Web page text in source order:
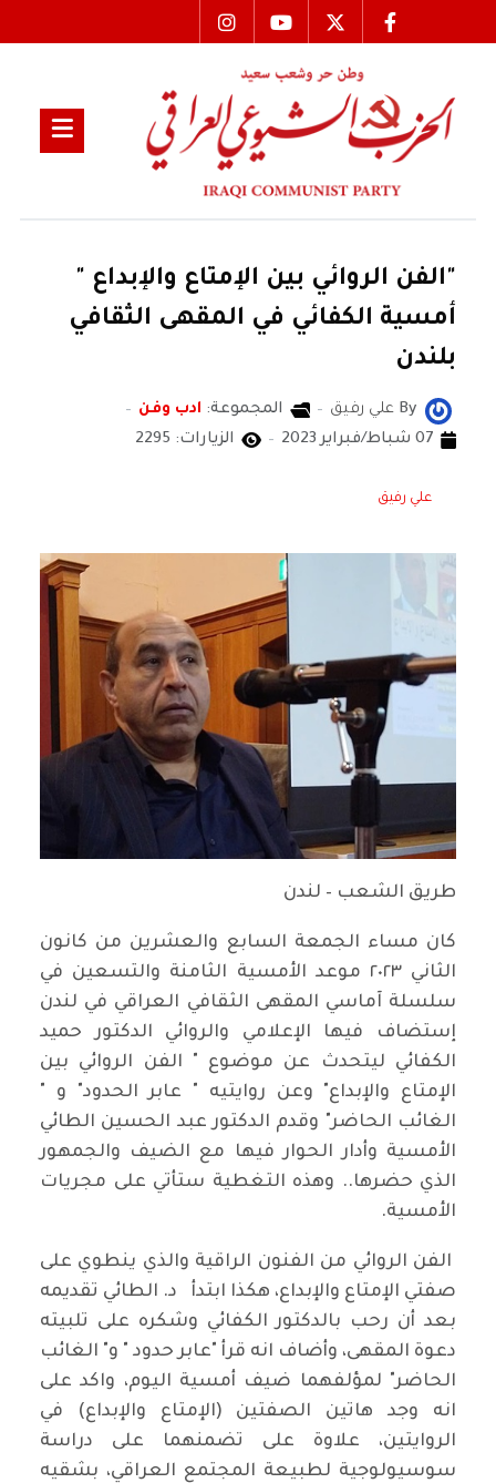
"الفن الروائي بين الإمتاع والإبداع "
أمسية الكفائي في المقهى الثقافي
بلندن
By علي رفيق المجموعة: ادب وفن
07 شباط/فبراير 2023
الزيارات: 2295
علي رفيق
طريق الشعب – لندن
كان مساء الجمعة السابع والعشرين من كانون
الثاني ٢٠٢٣ موعد الأمسية الثامنة والتسعين في
سلسلة آماسي المقهى الثقافي العراقي في لندن
إستضاف فيها الإعلامي والروائي الدكتور حميد
الكفائي ليتحدث عن موضوع " الفن الروائي بين
الإمتاع والإبداع" وعن روايتيه " عابر الحدود" و "
الغائب الحاضر" وقدم الدكتور عبد الحسين الطائي
الأمسية وأدار الحوار فيها مع الضيف والجمهور
الذي حضرها.. وهذه التغطية ستأتي على مجريات
الأمسية.
الفن الروائي من الفنون الراقية والذي ينطوي على
صفتي الإمتاع والإبداع، هكذا ابتدأ د. الطائي تقديمه
بعد أن رحب بالدكتور الكفائي وشكره على تلبيته
دعوة المقهى، وأضاف انه قرأ "عابر حدود " و" الغائب
الحاضر" لمؤلفهما ضيف أمسية اليوم، واكد على
انه وجد هاتين الصفتين (الإمتاع والإبداع) في
الروايتين، علاوة على تضمنهما على دراسة
سوسيولوجية لطبيعة المجتمع العراقي، بشقيه